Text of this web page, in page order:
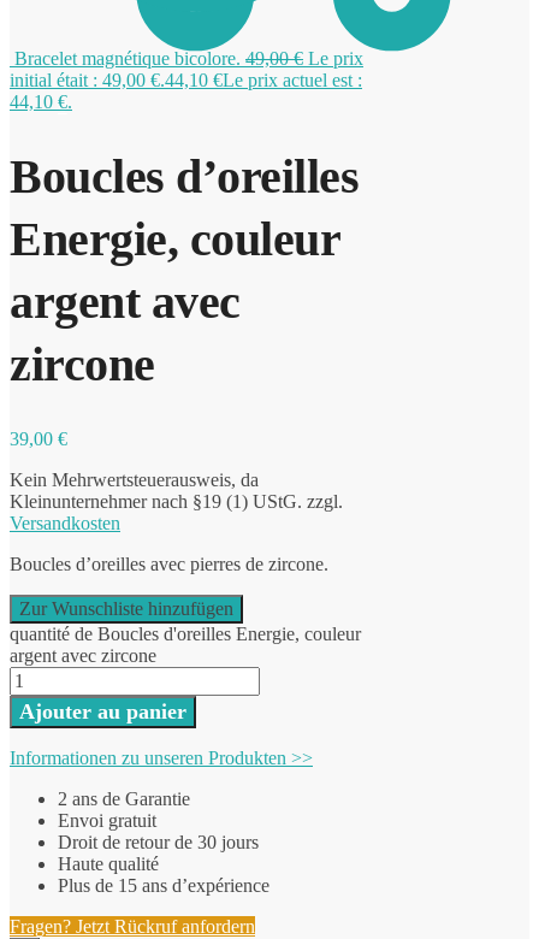
0
Bracelet magnétique bicolore. 49,00€ Le prix
initial était : 49,00 €.44,10 €Le prix actuel est :
44,10 €.
Boucles d’oreilles
Energie, couleur
argent avec
zircone
39,00 €
Kein Mehrwertsteuerausweis, da
Kleinunternehmer nach §19 (1) UStG. zzgl.
Versandkosten
Boucles d’oreilles avec pierres de zircone.
Zur Wunschliste hinzufügen
quantité de Boucles d'oreilles Energie, couleur
argent avec zircone
Ajouter au panier
Informationen zu unseren Produkten >>
2 ans de Garantie
Envoi gratuit
Droit de retour de 30 jours
Haute qualité
Plus de 15 ans d’expérience
Fragen? Jetzt Rückruf anfordern